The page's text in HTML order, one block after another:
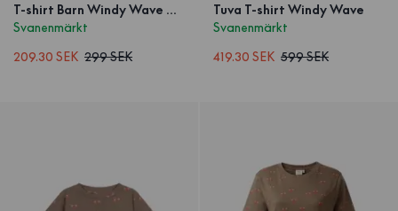
T-shirt Barn Windy Wave Navy
Svanenmärkt
209.30 SEK 299 SEK
Tuva T-shirt Windy Wave
Svanenmärkt
419.30 SEK 599 SEK